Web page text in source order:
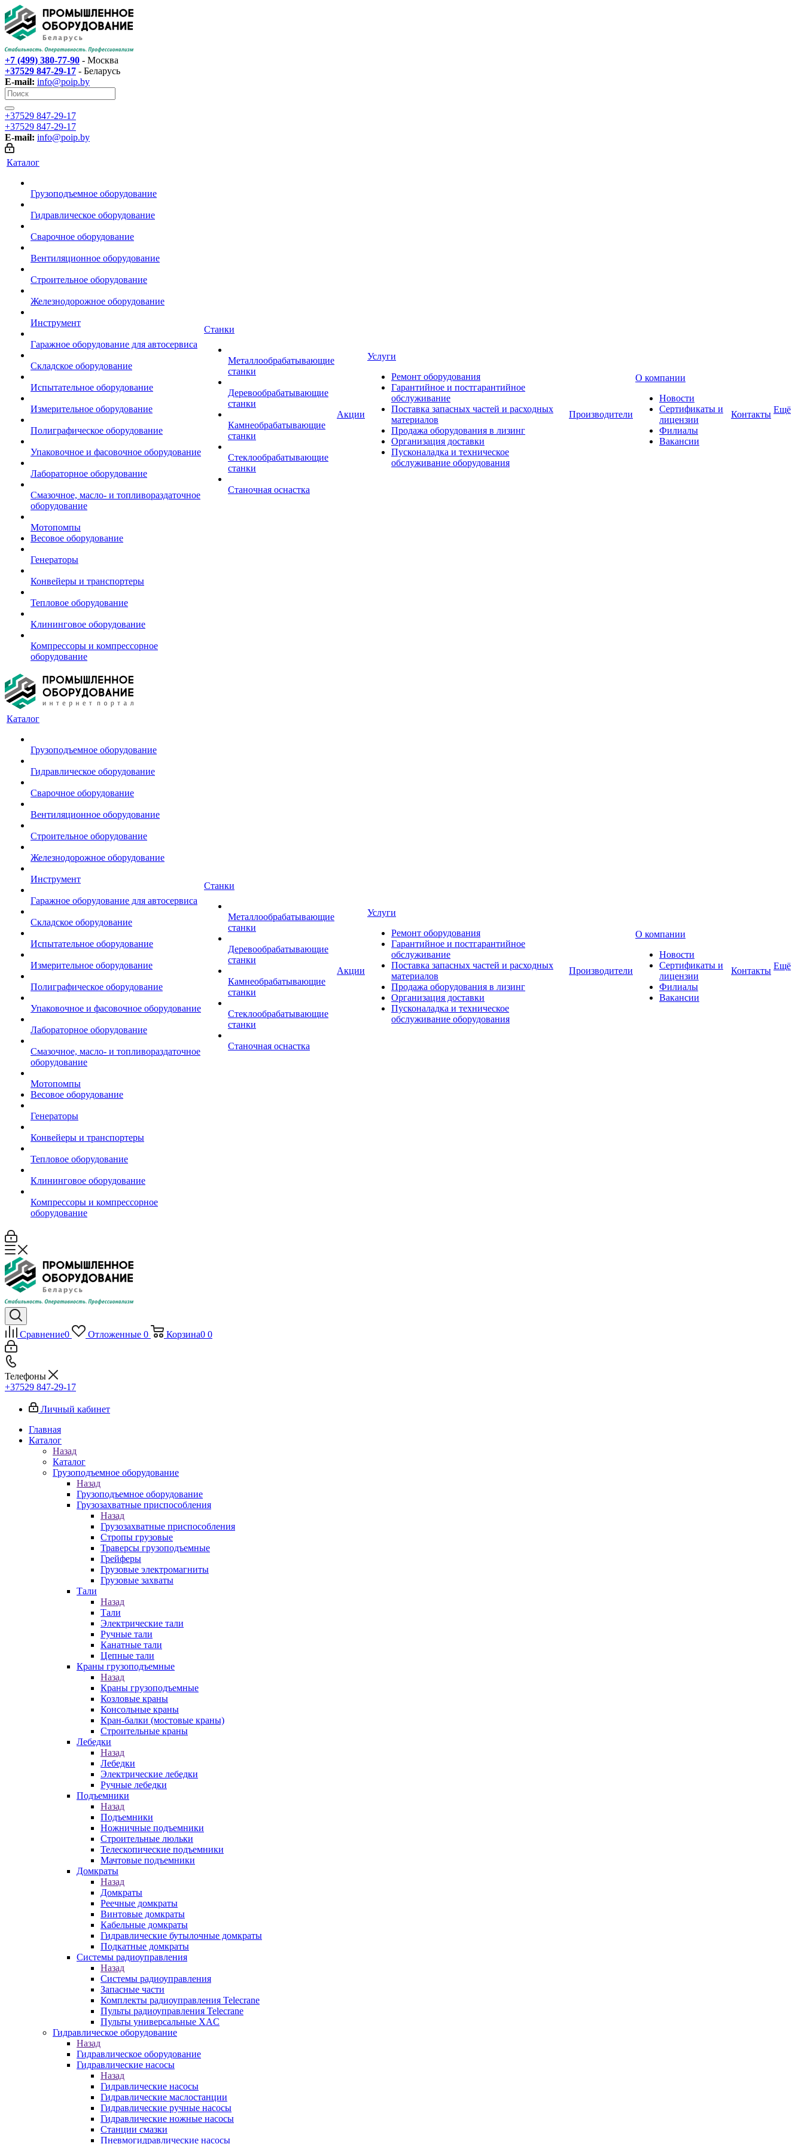
+7 (499) 380-77-90 - Москва
+37529 847-29-17‬ - Беларусь
E-mail: info@poip.by
+37529 847-29-17‬
+37529 847-29-17‬
E-mail: info@poip.by
Каталог
Грузоподъемное оборудование
Гидравлическое оборудование
Сварочное оборудование
Вентиляционное оборудование
Строительное оборудование
Железнодорожное оборудование
Инструмент
Гаражное оборудование для автосервиса
Складское оборудование
Испытательное оборудование
Измерительное оборудование
Полиграфическое оборудование
Упаковочное и фасовочное оборудование
Лабораторное оборудование
Смазочное, масло- и топливораздаточное
оборудование
Мотопомпы
Весовое оборудование
Генераторы
Конвейеры и транспортеры
Тепловое оборудование
Клининговое оборудование
Компрессоры и компрессорное
оборудование
Станки
Металлообрабатывающие
станки
Деревообрабатывающие
станки
Камнеобрабатывающие
станки
Стеклообрабатывающие
станки
Станочная оснастка
Акции
Услуги
Ремонт оборудования
Гарантийное и постгарантийное
обслуживание
Поставка запасных частей и расходных
материалов
Продажа оборудования в лизинг
Организация доставки
Пусконаладка и техническое
обслуживание оборудования
Производители
О компании
Новости
Сертификаты и
лицензии
Филиалы
Вакансии
Контакты Ещё
Каталог
Грузоподъемное оборудование
Гидравлическое оборудование
Сварочное оборудование
Вентиляционное оборудование
Строительное оборудование
Железнодорожное оборудование
Инструмент
Гаражное оборудование для автосервиса
Складское оборудование
Испытательное оборудование
Измерительное оборудование
Полиграфическое оборудование
Упаковочное и фасовочное оборудование
Лабораторное оборудование
Смазочное, масло- и топливораздаточное
оборудование
Мотопомпы
Весовое оборудование
Генераторы
Конвейеры и транспортеры
Тепловое оборудование
Клининговое оборудование
Компрессоры и компрессорное
оборудование
Станки
Металлообрабатывающие
станки
Деревообрабатывающие
станки
Камнеобрабатывающие
станки
Стеклообрабатывающие
станки
Станочная оснастка
Акции
Услуги
Ремонт оборудования
Гарантийное и постгарантийное
обслуживание
Поставка запасных частей и расходных
материалов
Продажа оборудования в лизинг
Организация доставки
Пусконаладка и техническое
обслуживание оборудования
Производители
О компании
Новости
Сертификаты и
лицензии
Филиалы
Вакансии
Контакты Ещё
Сравнение0 Отложенные 0 Корзина0 0
Телефоны
+37529 847-29-17‬
Личный кабинет
Главная
Каталог
Назад
Каталог
Грузоподъемное оборудование
Назад
Грузоподъемное оборудование
Грузозахватные приспособления
Назад
Грузозахватные приспособления
Стропы грузовые
Траверсы грузоподъемные
Грейферы
Грузовые электромагниты
Грузовые захваты
Тали
Назад
Тали
Электрические тали
Ручные тали
Канатные тали
Цепные тали
Краны грузоподъемные
Назад
Краны грузоподъемные
Козловые краны
Консольные краны
Кран-балки (мостовые краны)
Строительные краны
Лебедки
Назад
Лебедки
Электрические лебедки
Ручные лебедки
Подъемники
Назад
Подъемники
Ножничные подъемники
Строительные люльки
Телескопические подъемники
Мачтовые подъемники
Домкраты
Назад
Домкраты
Реечные домкраты
Винтовые домкраты
Кабельные домкраты
Гидравлические бутылочные домкраты
Подкатные домкраты
Системы радиоуправления
Назад
Системы радиоуправления
Запасные части
Комплекты радиоуправления Telecrane
Пульты радиоуправления Telecrane
Пульты универсальные XAC
Гидравлическое оборудование
Назад
Гидравлическое оборудование
Гидравлические насосы
Назад
Гидравлические насосы
Гидравлические маслостанции
Гидравлические ручные насосы
Гидравлические ножные насосы
Станции смазки
Пневмогидравлические насосы